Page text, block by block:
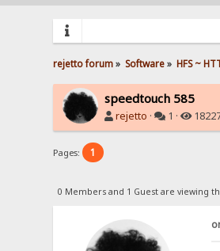
rejetto forum» Software» HFS ~
speedtouch 585
rejetto · 1 ·
Pages: 1
0 Members and 1 Guest are viewing